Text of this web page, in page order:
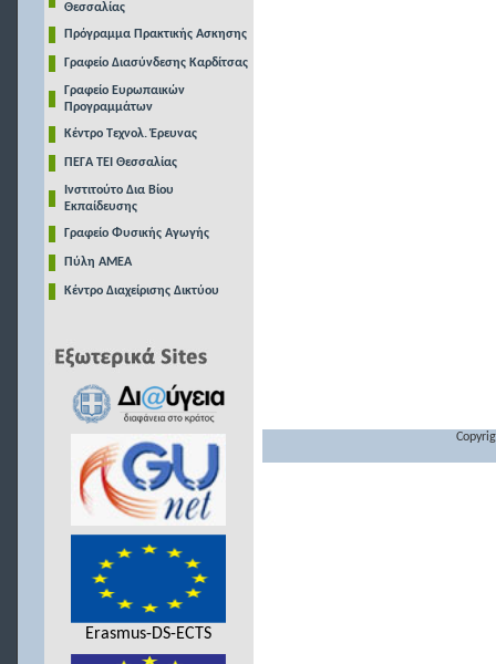
Θεσσαλίας
Πρόγραμμα Πρακτικής Ασκησης
Γραφείο Διασύνδεσης Καρδίτσας
Γραφείο Ευρωπαικών
Προγραμμάτων
Κέντρο Τεχνολ. Έρευνας
ΠΕΓΑ ΤΕΙ Θεσσαλίας
Ινστιτούτο Δια Βίου
Εκπαίδευσης
Γραφείο Φυσικής Αγωγής
Πύλη ΑΜΕΑ
Κέντρο Διαχείρισης Δικτύου
Erasmus-DS-ECTS